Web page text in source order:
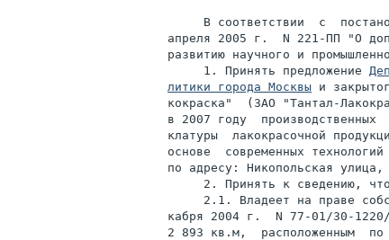
В соответствии  с
апреля 2005 г.  N 221-ПП "О
развитию научного и
     1. Принять предложение
литики города Москвы и
кокраска"  (ЗАО "Тантал-
в 2007 году  производственных
клатуры  лакокрасочной
основе  современных
по адресу: Никопольская
2. Принять к сведению,
2.1. Владеет на праве
кабря 2004 г.  N 77-01/30-
2 893 кв.м,  расположенным